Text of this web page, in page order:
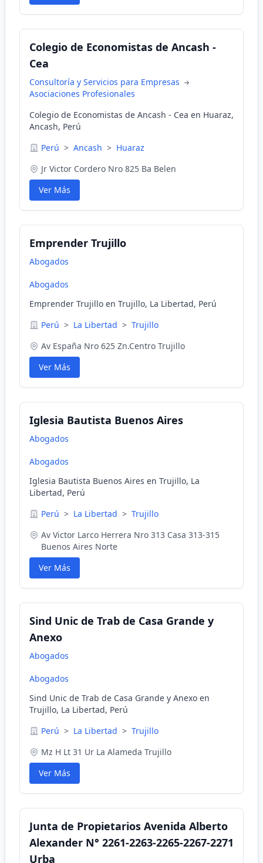
Colegio de Economistas de Ancash -
Cea
Consultoría y Servicios para Empresas
Asociaciones Profesionales
Colegio de Economistas de Ancash - Cea en Huaraz,
Ancash, Perú
Perú > Ancash > Huaraz
Jr Victor Cordero Nro 825 Ba Belen
Ver Más
Emprender Trujillo
Abogados
Abogados
Emprender Trujillo en Trujillo, La Libertad, Perú
Perú > La Libertad > Trujillo
Av España Nro 625 Zn.Centro Trujillo
Ver Más
Iglesia Bautista Buenos Aires
Abogados
Abogados
Iglesia Bautista Buenos Aires en Trujillo, La
Libertad, Perú
Perú > La Libertad > Trujillo
Av Victor Larco Herrera Nro 313 Casa 313-315
Buenos Aires Norte
Ver Más
Sind Unic de Trab de Casa Grande y
Anexo
Abogados
Abogados
Sind Unic de Trab de Casa Grande y Anexo en
Trujillo, La Libertad, Perú
Perú > La Libertad > Trujillo
Mz H Lt 31 Ur La Alameda Trujillo
Ver Más
Junta de Propietarios Avenida Alberto
Alexander N° 2261-2263-2265-2267-2271
Urba